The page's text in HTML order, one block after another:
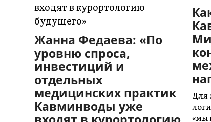
Жанна Федаева: «По
уровню спроса,
инвестиций и
отдельных
медицинских практик
Кавминводы уже
Для
«мы